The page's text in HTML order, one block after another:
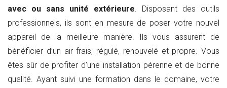
avec ou sans unité extérieure. Disposant des outils
professionnels, ils sont en mesure de poser votre nouvel
appareil de la meilleure manière. Ils vous assurent de
bénéficier d’un air frais, régulé, renouvelé et propre. Vous
êtes sûr de profiter d’une installation pérenne et de bonne
qualité. Ayant suivi une formation dans le domaine, votre